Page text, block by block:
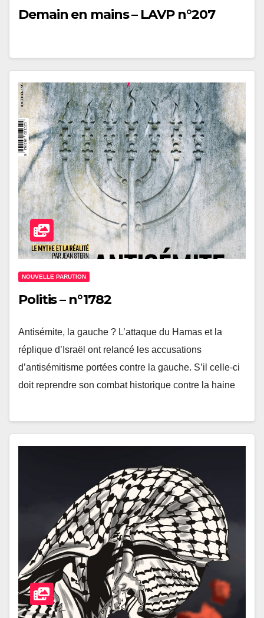
Demain en mains – LAVP n°207
NOUVELLE PARUTION
Politis – n°1782
Antisémite, la gauche ? L’attaque du Hamas et la
réplique d’Israël ont relancé les accusations
d’antisémitisme portées contre la gauche. S’il celle-ci
doit reprendre son combat historique contre la haine